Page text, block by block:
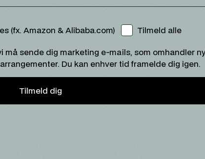
(fx. Amazon & Alibaba.com)
Tilmeld alle
sende dig marketing e-mails, som omhandler
Du kan enhver tid framelde dig igen.